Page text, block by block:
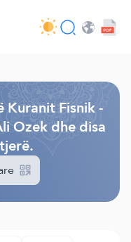
- API
Fisnik -
Ozek dhe disa